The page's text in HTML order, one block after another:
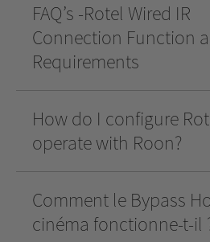
FAQ’s -Rotel Wired IR
Connection Function
Requirements
How do I configure
operate with Roon?
Comment le Bypass
cinéma fonctionne-t-il